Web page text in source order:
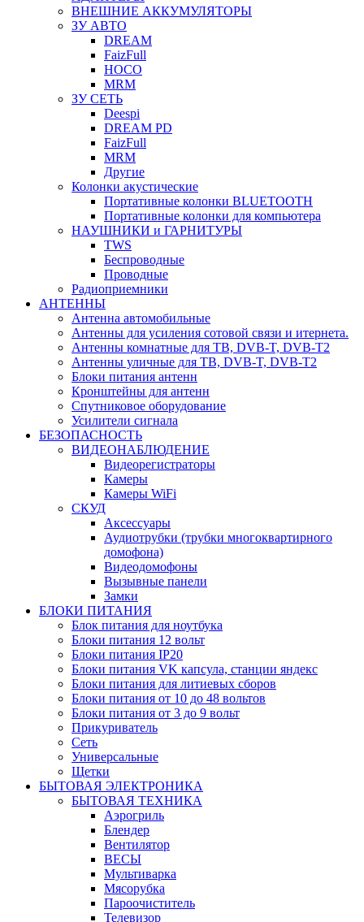
ВНЕШНИЕ АККУМУЛЯТОРЫ
ЗУ АВТО
DREAM
FaizFull
HOCO
MRM
ЗУ СЕТЬ
Deespi
DREAM PD
FaizFull
MRM
Другие
Колонки акустические
Портативные колонки BLUETOOTH
Портативные колонки для компьютера
НАУШНИКИ и ГАРНИТУРЫ
TWS
Беспроводные
Проводные
Радиоприемники
АНТЕННЫ
Антенна автомобильные
Антенны для усиления сотовой связи и итернета.
Антенны комнатные для ТВ, DVB-T, DVB-T2
Антенны уличные для ТВ, DVB-T, DVB-T2
Блоки питания антенн
Кронштейны для антенн
Спутниковое оборудование
Усилители сигнала
БЕЗОПАСНОСТЬ
ВИДЕОНАБЛЮДЕНИЕ
Видеорегистраторы
Камеры
Камеры WiFi
СКУД
Аксессуары
Аудиотрубки (трубки многоквартирного
домофона)
Видеодомофоны
Вызывные панели
Замки
БЛОКИ ПИТАНИЯ
Блок питания для ноутбука
Блоки питания 12 вольт
Блоки питания IP20
Блоки питания VK капсула, станции яндекс
Блоки питания для литиевых сборов
Блоки питания от 10 до 48 вольтов
Блоки питания от 3 до 9 вольт
Прикуриватель
Сеть
Универсальные
Щетки
БЫТОВАЯ ЭЛЕКТРОНИКА
БЫТОВАЯ ТЕХНИКА
Аэрогриль
Блендер
Вентилятор
ВЕСЫ
Мультиварка
Мясорубка
Пароочиститель
Телевизор